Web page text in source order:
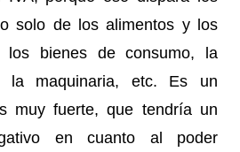
solo de los alimentos y los
los bienes de consumo, la
la maquinaria, etc. Es un
muy fuerte, que tendría un
en cuanto al poder